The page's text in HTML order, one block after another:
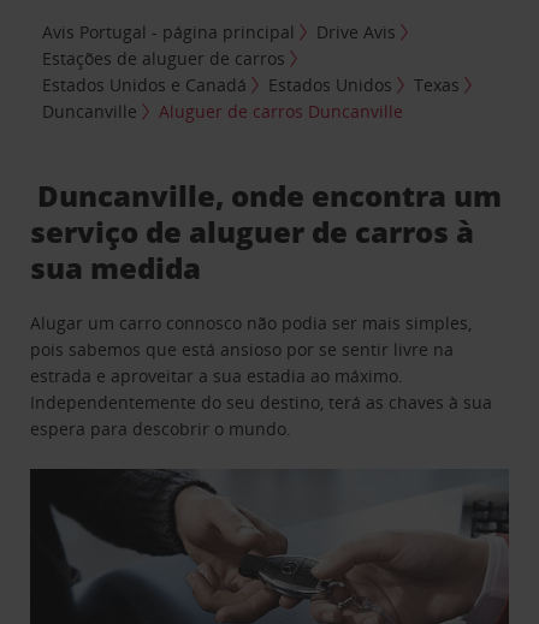
Avis Portugal - página principal
Drive Avis
Estações de aluguer de carros
Estados Unidos e Canadá
Estados Unidos
Texas
Duncanville
Aluguer de carros Duncanville
Duncanville, onde encontra um
serviço de aluguer de carros à
sua medida
Alugar um carro connosco não podia ser mais simples,
pois sabemos que está ansioso por se sentir livre na
estrada e aproveitar a sua estadia ao máximo.
Independentemente do seu destino, terá as chaves à sua
espera para descobrir o mundo.